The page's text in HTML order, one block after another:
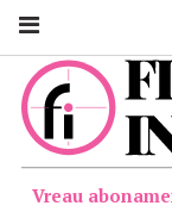
Vreau